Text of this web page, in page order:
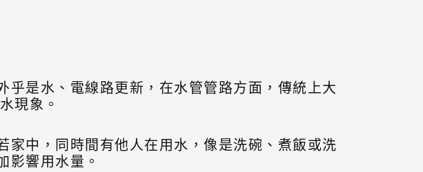
是水、電線路更新，在水管管路方面，傳統上大
現象。
中，同時間有他人在用水，像是洗碗、煮飯或洗
影響用水量。